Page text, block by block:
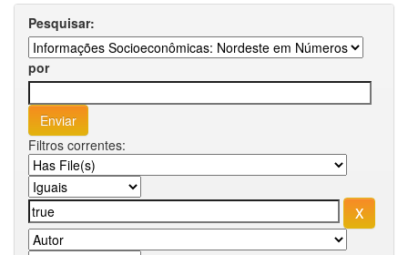
Pesquisar:
por
Filtros correntes: